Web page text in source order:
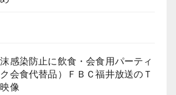
感染防止に飲食・会食用パーティ
会食代替品）ＦＢＣ福井放送のＴ
像